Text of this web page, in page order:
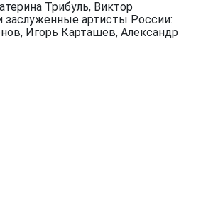
Трибуль, Виктор
заслуженные артисты России:
Игорь Карташёв, Александр